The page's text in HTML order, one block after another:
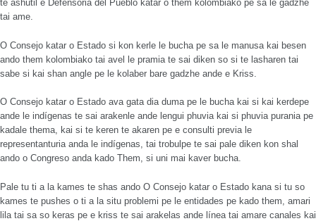
te ashutil e Defensoria del Pueblo katar o them kolombiako pe sa le gadzhe
tai ame.
O Consejo katar o Estado si kon kerle le bucha pe sa le manusa kai besen
ando them kolombiako tai avel le pramia te sai diken so si te lasharen tai
sabe si kai shan angle pe le kolaber bare gadzhe ande e Kriss.
O Consejo katar o Estado ava gata dia duma pe le bucha kai si kai kerdepe
ande le indígenas te sai arakenle ande lengui phuvia kai si phuvia purania pe
kadale thema, kai si te keren te akaren pe e consulti previa le
representanturia anda le indígenas, tai trobulpe te sai pale diken kon shal
ando o Congreso anda kado Them, si uni mai kaver bucha.
Pale tu ti a la kames te shas ando O Consejo katar o Estado kana si tu so
kames te pushes o ti a la situ problemi pe le entidades pe kado them, amari
lila tai sa so keras pe e kriss te sai arakelas ande línea tai amare canales kai